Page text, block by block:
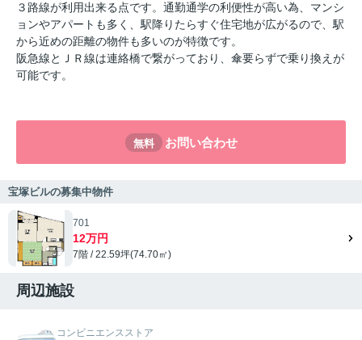
３路線が利用出来る点です。通勤通学の利便性が高い為、マンシ
ョンやアパートも多く、駅降りたらすぐ住宅地が広がるので、駅
から近めの距離の物件も多いのが特徴です。
阪急線とＪＲ線は連絡橋で繋がっており、傘要らずで乗り換えが
可能です。
無料 お問い合わせ
宝塚ビルの募集中物件
701
12万円
7階 / 22.59坪(74.70㎡)
周辺施設
コンビニエンスストア